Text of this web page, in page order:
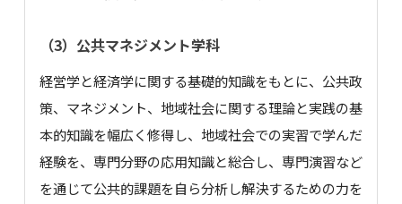
（3）公共マネジメント学科
経営学と経済学に関する基礎的知識をもとに、公共政
策、マネジメント、地域社会に関する理論と実践の基
本的知識を幅広く修得し、地域社会での実習で学んだ
経験を、専門分野の応用知識と総合し、専門演習など
を通じて公共的課題を自ら分析し解決するための力を